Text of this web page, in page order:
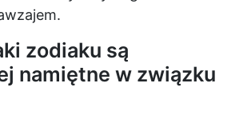
zodiaku są
namiętne w związku